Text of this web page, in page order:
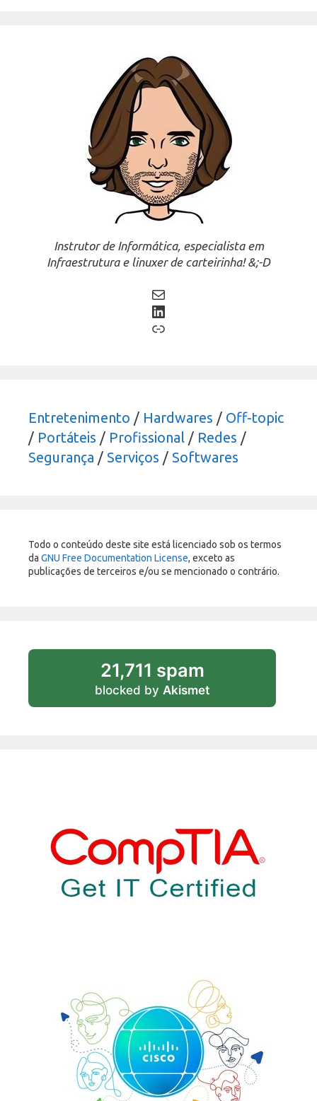
Instrutor de Informática, especialista em
Infraestrutura e linuxer de carteirinha! &;-D
Mail
LinkedIn
Link
Entretenimento / Hardwares / Off-topic
/ Portáteis / Profissional / Redes /
Segurança / Serviços / Softwares
Todo o conteúdo deste site está licenciado sob os termos
da GNU Free Documentation License, exceto as
publicações de terceiros e/ou se mencionado o contrário.
21,711 spam
blocked by Akismet